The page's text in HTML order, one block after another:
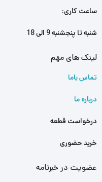
ساعت کاری:
شنبه تا پنجشنبه 9 الی 18
لینک های مهم
تماس باما
درباره ما
درخواست قطعه
خرید حضوری
عضویت در خبرنامه